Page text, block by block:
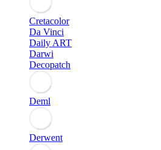
Cretacolor
Da Vinci
Daily ART
Darwi
Decopatch
Deml
Derwent